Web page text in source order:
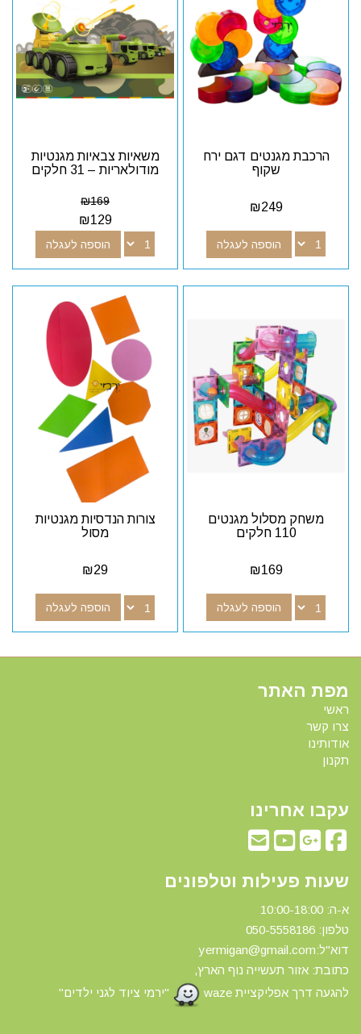
הרכבת מגנטים דגם ירח
שקוף
₪249
הוספה לעגלה
משאיות צבאיות מגנטיות
מודולאריות – 31 חלקים
₪169
₪129
הוספה לעגלה
משחק מסלול מגנטים
110 חלקים
₪169
הוספה לעגלה
צורות הנדסיות מגנטיות
מסול
₪29
הוספה לעגלה
מפת האתר
ראשי
צרו קשר
אודותינו
תקנון
עקבו אחרינו
שעות פעילות וטלפונים
א-ה: 10:00-18:00
טלפון: 0 50-5558186
דוא"ל:yermigan@gmail.com
כתובת: אזור תעשייה נוף הארץ,
להגעה דרך אפליקציית waze
"ירמי ציוד לגני ילדים"